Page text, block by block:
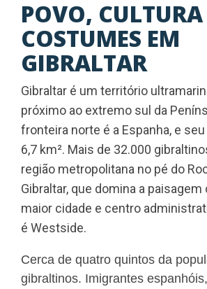
POVO, CULTURA
COSTUMES EM
GIBRALTAR
Gibraltar é um território
próximo ao extremo sul da
fronteira norte é a Espanha, e
6,7 km². Mais de 32.000
região metropolitana no pé do
Gibraltar, que domina a
maior cidade e centro
é Westside.
Cerca de quatro quintos da
gibraltinos. Imigrantes